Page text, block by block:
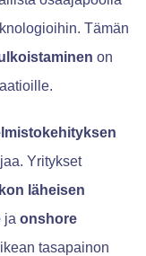
Tämän
on
Yritykset
läheisen
ja onshore
tasapainon